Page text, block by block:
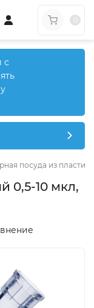
с
посуда из пластика
0,5-10 мкл,